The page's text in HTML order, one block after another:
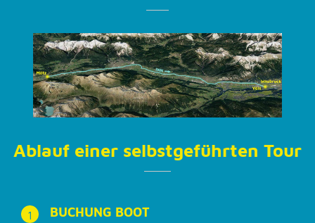
Ablauf einer selbstgeführten Tour
1 BUCHUNG BOOT